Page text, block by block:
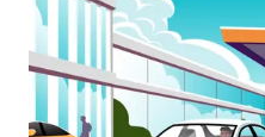
头
可
浏
览